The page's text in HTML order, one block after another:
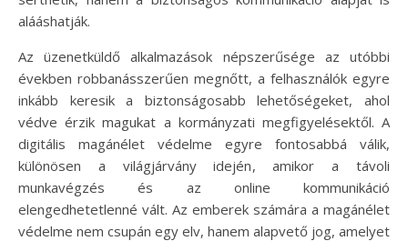
alááshatják.
Az üzenetküldő alkalmazások népszerűsége az utóbbi
években robbanásszerűen megnőtt, a felhasználók egyre
inkább keresik a biztonságosabb lehetőségeket, ahol
védve érzik magukat a kormányzati megfigyelésektől. A
digitális magánélet védelme egyre fontosabbá válik,
különösen a világjárvány idején, amikor a távoli
munkavégzés és az online kommunikáció
elengedhetetlenné vált. Az emberek számára a magánélet
védelme nem csupán egy elv, hanem alapvető jog, amelyet